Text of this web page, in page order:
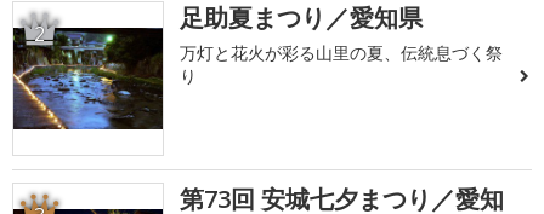
2 足助夏まつり／愛知県
万灯と花火が彩る山里の夏、伝統息づく祭
り
第73回 安城七夕まつり／愛知